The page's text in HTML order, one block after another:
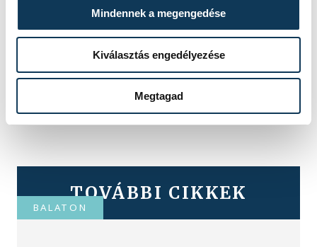
Mindennek a megengedése
Kiválasztás engedélyezése
Megtagad
TOVÁBBI CIKKEK
BALATON